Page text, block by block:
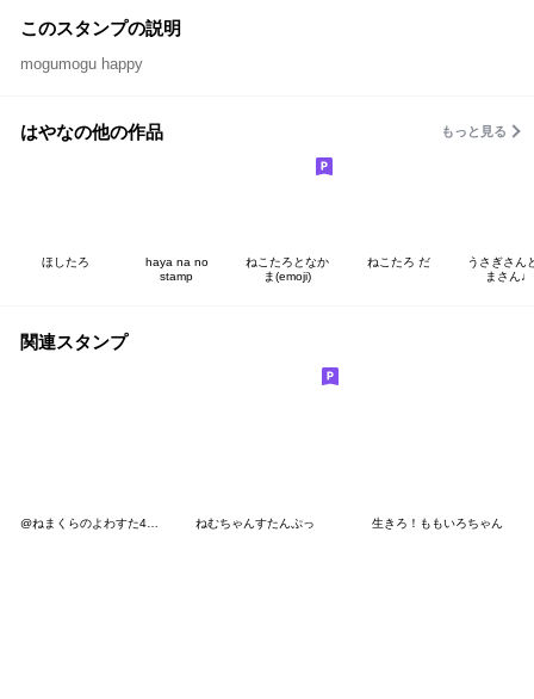
このスタンプの説明
mogumogu happy
はやなの他の作品 もっと見る
ほしたろ
haya na no
stamp
ねこたろとなか
ま(emoji)
ねこたろ だ
うさぎさん
まさん♩
関連スタンプ
@ねまくらのよわすた4ごう ねむちゃんすたんぷっ 生きろ！ももいろちゃん